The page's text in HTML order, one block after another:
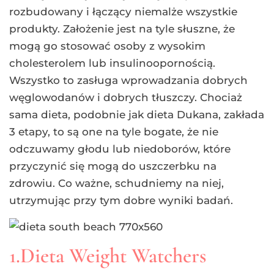
rozbudowany i łączący niemalże wszystkie
produkty. Założenie jest na tyle słuszne, że
mogą go stosować osoby z wysokim
cholesterolem lub insulinoopornością.
Wszystko to zasługa wprowadzania dobrych
węglowodanów i dobrych tłuszczy. Chociaż
sama dieta, podobnie jak dieta Dukana, zakłada
3 etapy, to są one na tyle bogate, że nie
odczuwamy głodu lub niedoborów, które
przyczynić się mogą do uszczerbku na
zdrowiu. Co ważne, schudniemy na niej,
utrzymując przy tym dobre wyniki badań.
1.Dieta Weight Watchers